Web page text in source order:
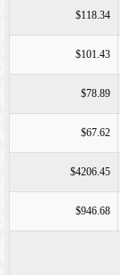
$118.34
$101.43
$78.89
$67.62
$4206.45
$946.68